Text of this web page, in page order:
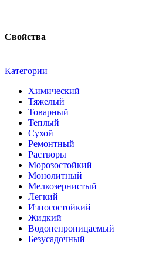
Свойства
Категории
Химический
Тяжелый
Товарный
Теплый
Сухой
Ремонтный
Растворы
Морозостойкий
Монолитный
Мелкозернистый
Легкий
Износостойкий
Жидкий
Водонепроницаемый
Безусадочный